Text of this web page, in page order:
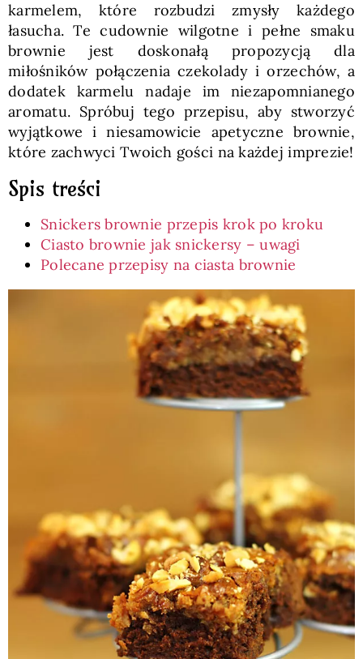
karmelem, które rozbudzi zmysły każdego
łasucha. Te cudownie wilgotne i pełne smaku
brownie jest doskonałą propozycją dla
miłośników połączenia czekolady i orzechów, a
dodatek karmelu nadaje im niezapomnianego
aromatu. Spróbuj tego przepisu, aby stworzyć
wyjątkowe i niesamowicie apetyczne brownie,
które zachwyci Twoich gości na każdej imprezie!
Spis treści
Snickers brownie przepis krok po kroku
Ciasto brownie jak snickersy – uwagi
Polecane przepisy na ciasta brownie